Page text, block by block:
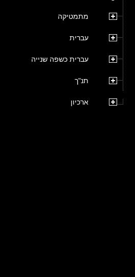
מתמטיקה
עברית
עברית כשפה שנייה
תנ"ך
ארכיון